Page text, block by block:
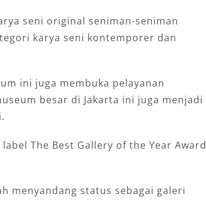
seni original seniman-seniman
karya seni kontemporer dan
ini juga membuka pelayanan
besar di Jakarta ini juga menjadi
The Best Gallery of the Year Award
menyandang status sebagai galeri